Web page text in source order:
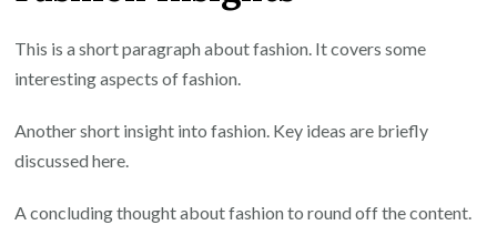
This is a short paragraph about fashion. It covers some
interesting aspects of fashion.
Another short insight into fashion. Key ideas are briefly
discussed here.
A concluding thought about fashion to round off the content.